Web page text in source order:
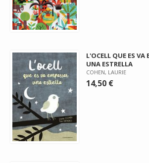
L'OCELL QUE ES VA
UNA ESTRELLA
COHEN, LAURIE
14,50 €